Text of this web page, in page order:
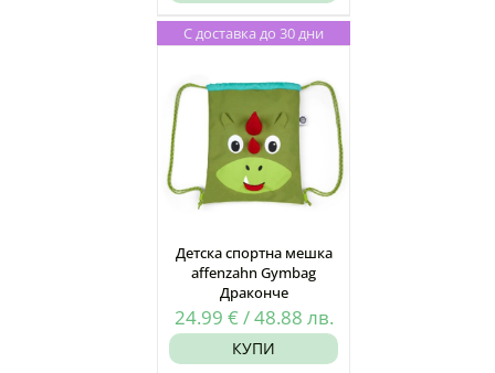
С доставка до 30 дни
Детска спортна мешка
affenzahn Gymbag
Драконче
24.99 € /48.88 лв.
КУПИ